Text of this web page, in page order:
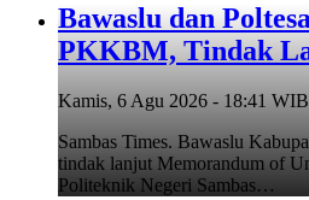
Bawaslu dan
PKKBM, Tindak
Kamis, 6 Agu 2026 - 18:41 WIB
Sambas Times. Bawaslu
tindak lanjut Memorandum of
Politeknik Negeri Sambas…